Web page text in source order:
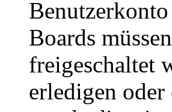
Boards
freigeschaltet
erledigen